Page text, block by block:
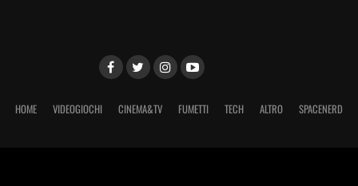
HOME VIDEOGIOCHI CINEMA&TV FUMETTI TECH ALTRO SPACENERD